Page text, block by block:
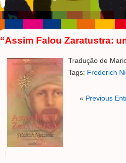
“Assim Falou Zaratustra:
Tradução de
Tags: Frederich
« Previous